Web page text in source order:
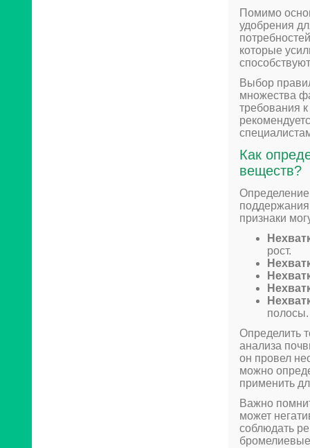
Помимо
удобрения
которые
Выбор
множества
требования
Как
веществ?
признаки
рост.
полосы.
Определить
анализа
он провел
можно
применить
Важно
может
соблюдать